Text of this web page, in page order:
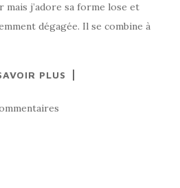
mais j’adore sa forme lose et
dégagée. Il se combine à
PLUS